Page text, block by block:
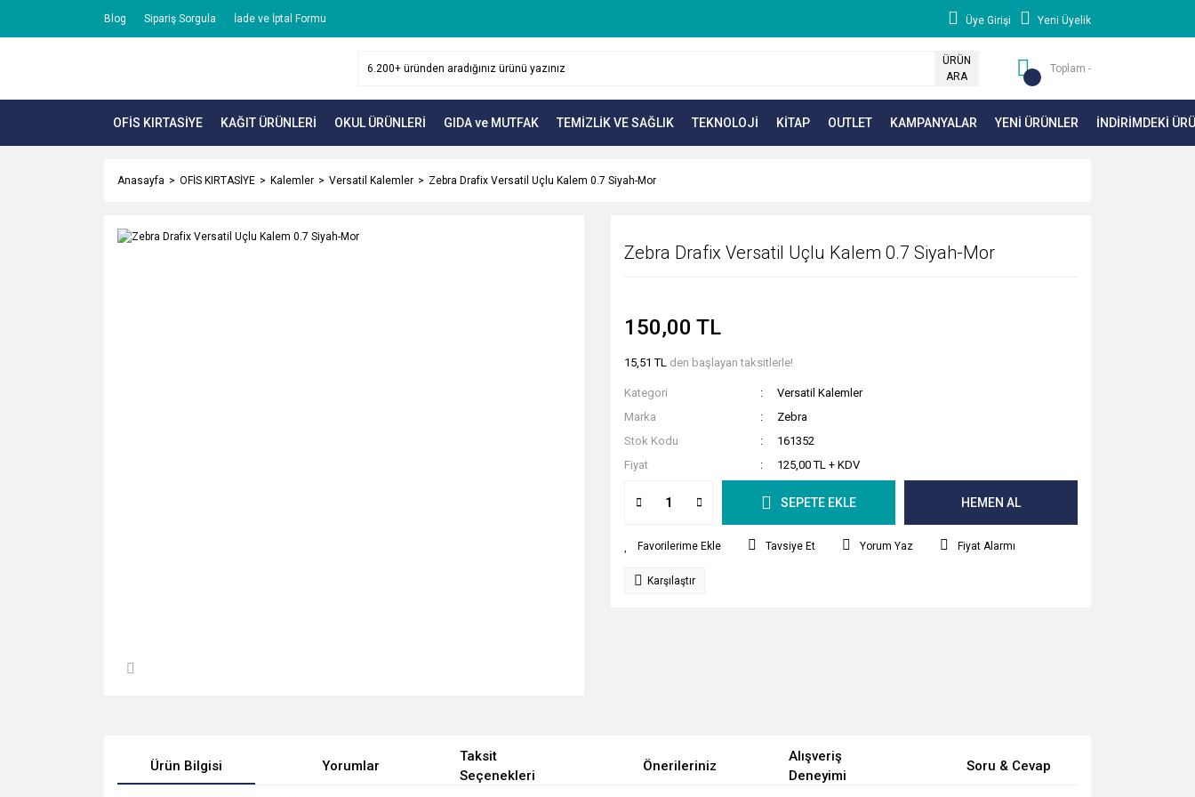
Blog Sipariş Sorgula İade ve İptal Formu Üye Girişi Yeni Üyelik
ÜRÜN
ARA
Toplam -
OFİS KIRTASİYE KAĞIT ÜRÜNLERİ OKUL ÜRÜNLERİ GIDA ve MUTFAK TEMİZLİK VE SAĞLIK TEKNOLOJİ KİTAP OUTLET KAMPANYALAR YENİ ÜRÜNLER İNDİRİMDEKİ
Anasayfa OFİS KIRTASİYE Kalemler Versatil Kalemler Zebra Drafix Versatil Uçlu Kalem 0.7 Siyah-Mor
Zebra Drafix Versatil Uçlu Kalem 0.7 Siyah-Mor
150,00 TL
15,51 TL den başlayan taksitlerle!
Kategori
Versatil Kalemler
Marka
Zebra
Stok Kodu
161352
Fiyat
125,00 TL + KDV
SEPETE EKLE HEMEN AL
Tavsiye Et Yorum Yaz Fiyat Alarmı
Karşılaştır
Ürün Bilgisi Yorumlar
Taksit
Seçenekleri
Önerileriniz
Alışveriş
Deneyimi
Soru & Cevap